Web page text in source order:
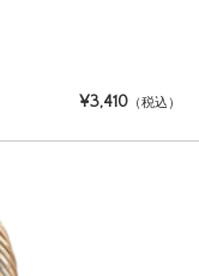
¥3,410 （税込）